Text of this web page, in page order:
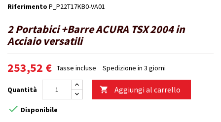
Riferimento P_P22T17KB0-VA01
2 Portabici +Barre ACURA TSX 2004 in
Acciaio versatili
253,52 € Tasse incluse Spedizione in 3 giorni
Quantità  Aggiungi al carrello
 Disponibile